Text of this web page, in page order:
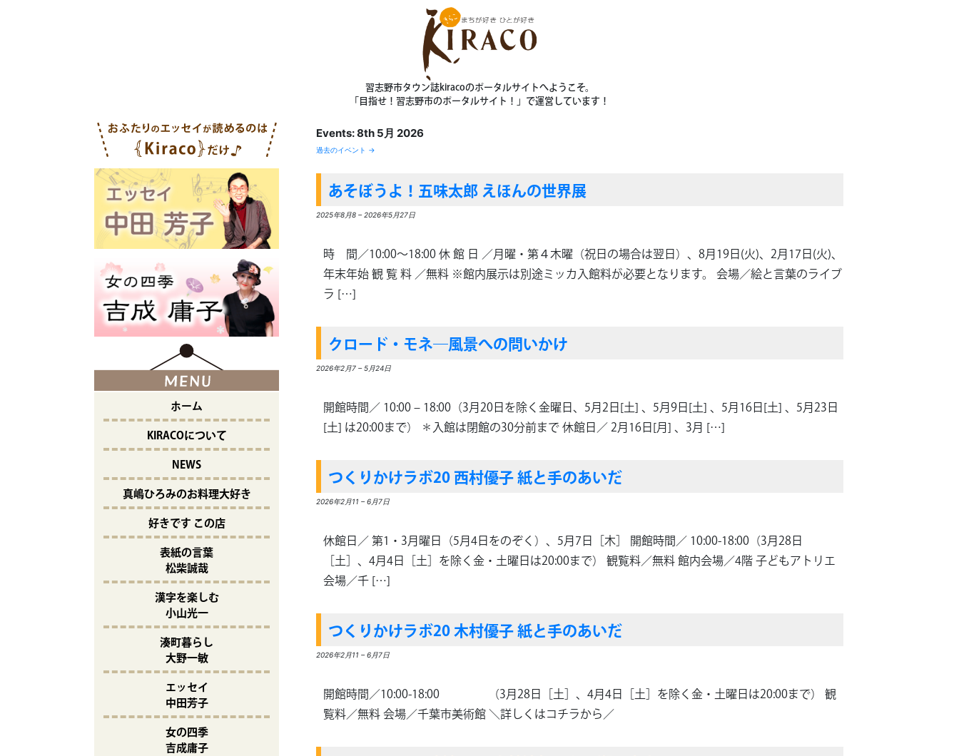
習志野市タウン誌kiracoのポータルサイトへようこそ。
「目指せ！習志野市のポータルサイト！」で運営しています！
Events: 8th 5月 2026
過去のイベント →
あそぼうよ！五味太郎 えほんの世界展
2025年8月8– 2026年5月27日
時 間／10:00〜18:00 休 館 日 ／月曜・第４木曜（祝日の場合は翌日）、8月19日(火)、2月17日(火)、
年末年始 観 覧 料 ／無料 ※館内展示は別途ミッカ入館料が必要となります。 会場／絵と言葉のライブ
ラ […]
クロード・モネ―風景への問いかけ
2026年2月7–5月24日
開館時間／ 10:00 ‒ 18:00（3月20日を除く金曜日、5月2日[土] 、5月9日[土] 、5月16日[土] 、5月23日
[土] は20:00まで） ＊入館は閉館の30分前まで 休館日／ 2月16日[月] 、3月 […]
つくりかけラボ20 西村優子 紙と手のあいだ
2026年2月11 –6月7日
休館日／ 第1・3月曜日（5月4日をのぞく）、5月7日［木］ 開館時間／ 10:00-18:00（3月28日
［土］、4月4日［土］を除く金・土曜日は20:00まで） 観覧料／無料 館内会場／4階 子どもアトリエ
会場／千 […]
つくりかけラボ20 木村優子 紙と手のあいだ
2026年2月11 –6月7日
開館時間／10:00-18:00 （3月28日［土］、4月4日［土］を除く金・土曜日は20:00まで） 観
覧料／無料 会場／千葉市美術館 ＼詳しくはコチラから／
ホーム
KIRACOについて
NEWS
真嶋ひろみのお料理大好き
好きです この店
表紙の言葉
松柴誠哉
漢字を楽しむ
小山光一
湊町暮らし
大野一敏
エッセイ
中田芳子
女の四季
吉成庸子